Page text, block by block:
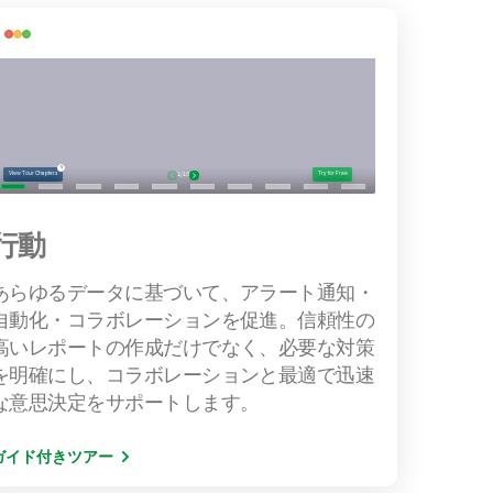
動
らゆるデータに基づいて、アラート通知・
動化・コラボレーションを促進。信頼性の
いレポートの作成だけでなく、必要な対策
明確にし、コラボレーションと最適で迅速
意思決定をサポートします。
イド付きツアー